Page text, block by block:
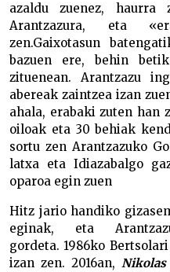
azaldu zuenez, haurra
Arantzazura, eta
zen.Gaixotasun
bazuen ere, behin
zituenean. Arantzazu
abereak zaintzea izan
ahala, erabaki zuten han
oiloak eta 30 behiak
sortu zen Arantzazuko
latxa eta Idiazabalgo
oparoa egin zuen
Hitz jario handiko
eginak, eta
gordeta. 1986ko
izan zen. 2016an, Nikolas